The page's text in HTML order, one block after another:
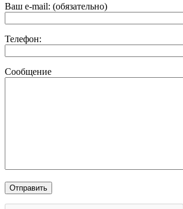
Ваш e-mail: (обязательно)
Телефон:
Сообщение